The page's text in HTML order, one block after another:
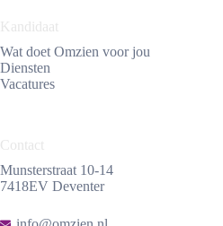
Kandidaat
Wat doet Omzien voor jou
Diensten
Vacatures
Contact
Munsterstraat 10-14
7418EV Deventer